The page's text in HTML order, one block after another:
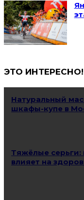
ЭТО ИНТЕРЕСНО!
Натуральный
шкафы-купе в
Тяжёлые серьги:
влияет на